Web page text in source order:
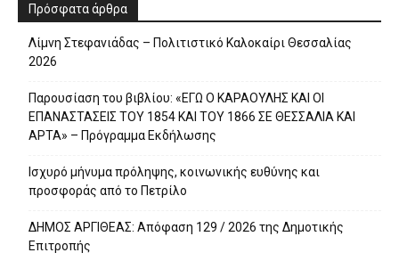
Πρόσφατα άρθρα
Λίμνη Στεφανιάδας – Πολιτιστικό Καλοκαίρι Θεσσαλίας
2026
Παρουσίαση του βιβλίου: «ΕΓΩ Ο ΚΑΡΑΟΥΛΗΣ ΚΑΙ ΟΙ
ΕΠΑΝΑΣΤΑΣΕΙΣ ΤΟΥ 1854 ΚΑΙ ΤΟΥ 1866 ΣΕ ΘΕΣΣΑΛΙΑ ΚΑΙ
ΑΡΤΑ» – Πρόγραμμα Εκδήλωσης
Ισχυρό μήνυμα πρόληψης, κοινωνικής ευθύνης και
προσφοράς από το Πετρίλο
ΔΗΜΟΣ ΑΡΓΙΘΕΑΣ: Απόφαση 129 / 2026 της Δημοτικής
Επιτροπής